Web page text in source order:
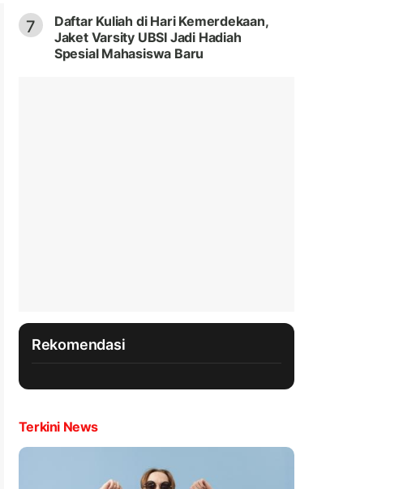
7
Daftar Kuliah di Hari Kemerdekaan,
Jaket Varsity UBSI Jadi Hadiah
Spesial Mahasiswa Baru
Rekomendasi
Terkini News